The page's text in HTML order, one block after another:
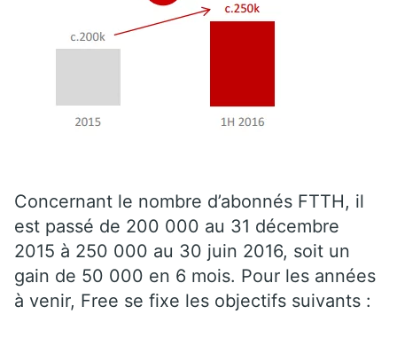
Concernant le nombre d’abonnés FTTH, il
est passé de 200 000 au 31 décembre
2015 à 250 000 au 30 juin 2016, soit un
gain de 50 000 en 6 mois. Pour les années
à venir, Free se fixe les objectifs suivants :